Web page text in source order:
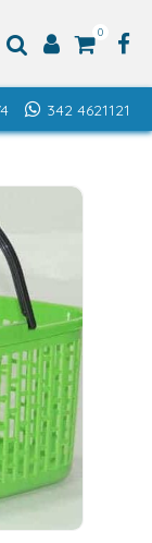
0
342 4621121